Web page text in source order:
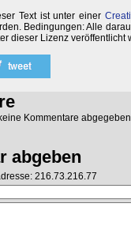
Text ist unter einer
Bedingungen: Alle
dieser Lizenz veröffentlicht
Kommentare
abgeben
216.73.216.77